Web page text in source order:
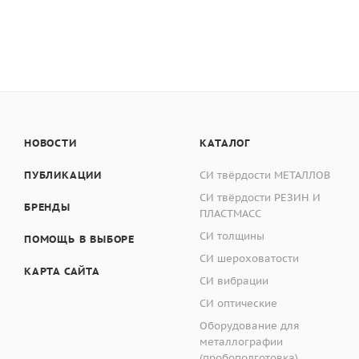
механический
Является
Выпуск модели ИТ
Дюрометры
условиях (особенно
сырья и
Описание средства
Габаритные
Гарантийный срок
Толщина/высота
Диаметр
НОВОСТИ
ПУБЛИКАЦИИ
БРЕНДЫ
ПОМОЩЬ В ВЫБОРЕ
КАРТА САЙТА
КАТАЛОГ
СИ твёрдости МЕТАЛЛОВ
СИ твёрдости РЕЗИН И
ПЛАСТМАСС
СИ толщины
СИ шероховатости
СИ вибрации
СИ оптические
Оборудование для
металлографии